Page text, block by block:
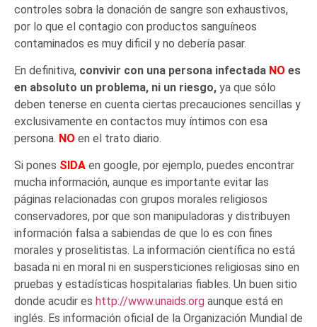
controles sobra la donación de sangre son exhaustivos,
por lo que el contagio con productos sanguíneos
contaminados es muy dificil y no debería pasar.
En definitiva, convivir con una persona infectada NO es
en absoluto un problema, ni un riesgo, ya que sólo
deben tenerse en cuenta ciertas precauciones sencillas y
exclusivamente en contactos muy íntimos con esa
persona. NO en el trato diario.
Si pones SIDA en google, por ejemplo, puedes encontrar
mucha información, aunque es importante evitar las
páginas relacionadas con grupos morales religiosos
conservadores, por que son manipuladoras y distribuyen
información falsa a sabiendas de que lo es con fines
morales y proselitistas. La información científica no está
basada ni en moral ni en suspersticiones religiosas sino en
pruebas y estadísticas hospitalarias fiables. Un buen sitio
donde acudir es http://www.unaids.org aunque está en
inglés. Es información oficial de la Organización Mundial de